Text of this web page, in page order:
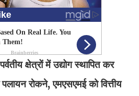
क्षेत्रों में उद्योग स्थापित कर
रोकने, एमएसएमई को वित्तीय